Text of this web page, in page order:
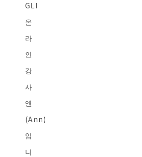
GLI
온
라
인
강
사
앤
(Ann)
입
니